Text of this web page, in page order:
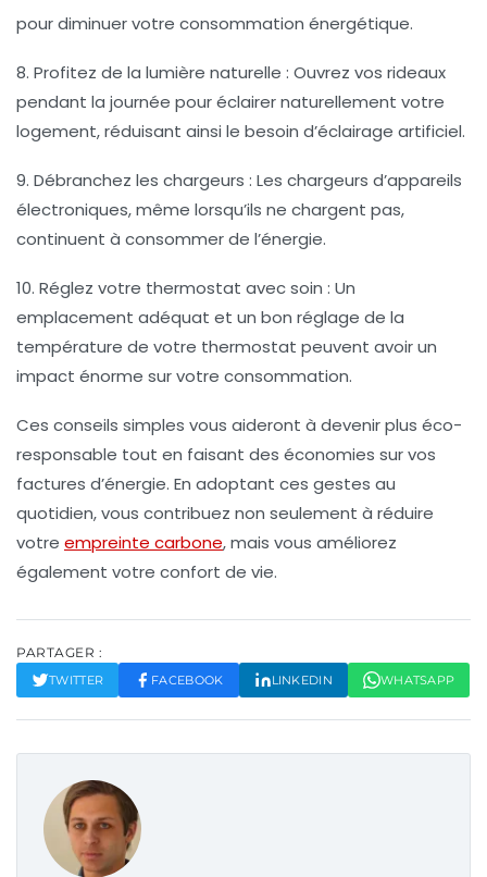
pour diminuer votre consommation énergétique.
8. Profitez de la lumière naturelle : Ouvrez vos rideaux
pendant la journée pour éclairer naturellement votre
logement, réduisant ainsi le besoin d’éclairage artificiel.
9. Débranchez les chargeurs : Les chargeurs d’appareils
électroniques, même lorsqu’ils ne chargent pas,
continuent à consommer de l’énergie.
10. Réglez votre thermostat avec soin : Un
emplacement adéquat et un bon réglage de la
température de votre thermostat peuvent avoir un
impact énorme sur votre consommation.
Ces conseils simples vous aideront à devenir plus éco-
responsable tout en faisant des économies sur vos
factures d’énergie. En adoptant ces gestes au
quotidien, vous contribuez non seulement à réduire
votre empreinte carbone, mais vous améliorez
également votre confort de vie.
PARTAGER :
TWITTER FACEBOOK LINKEDIN WHATSAPP